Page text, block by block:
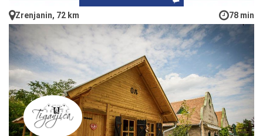
Zrenjanin, 72 km 78 min